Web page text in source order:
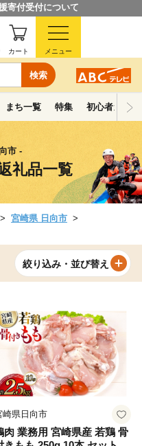
寄付受付について
検索
カート メニュー
まち一覧 特集 初心者ガイド
市 -
礼品一覧
宮崎県 日向市
絞り込み・並び替え
崎県日向市
肉 業務用 宮崎県産 若鶏 骨